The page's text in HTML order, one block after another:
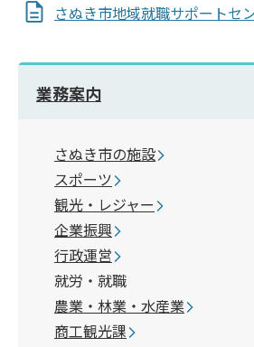
さぬき市地域就職サポートセ
業務案内
さぬき市の施設
スポーツ
観光・レジャー
企業振興
行政運営
就労・就職
農業・林業・水産業
商工観光課